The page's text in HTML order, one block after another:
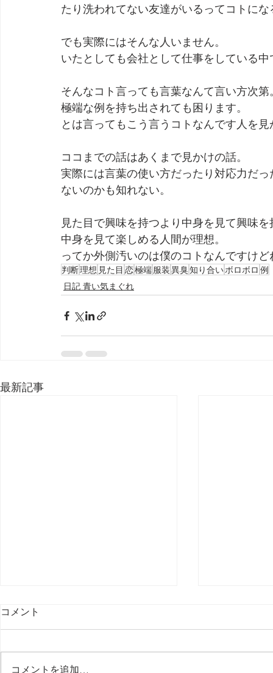
たり洗われてない友達がいるってコトにな
でも実際にはそんな人いません。
いたとしても会社として仕事をしている
そんなコト言っても言葉なんて言い方次第
極端な例を持ち出されても困ります。
とは言ってもこう言うコトなんです人を
ココまでの話はあくまで見かけの話。
実際には言葉の使い方だったり対応力だ
ないのかも知れない。
見た目で興味を持つより中身を見て興味
中身を見て楽しめる人間が理想。
ってか外側汚いのは僕のコトなんですけど
判断理想 見た目 恋極端服装異臭知り合いボロボロ 例
日記 青い気まぐれ
最新記事
最後の日記です
コメント
コメントを追加…